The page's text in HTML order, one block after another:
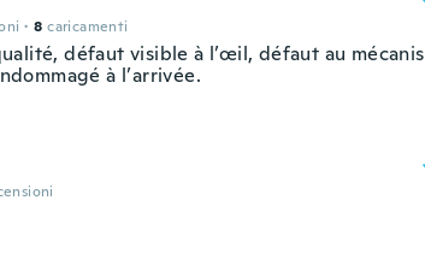
· 8 caricamenti
défaut visible à l’œil, défaut au
à l’arrivée.